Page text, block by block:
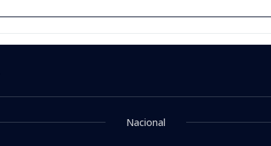
Nacional